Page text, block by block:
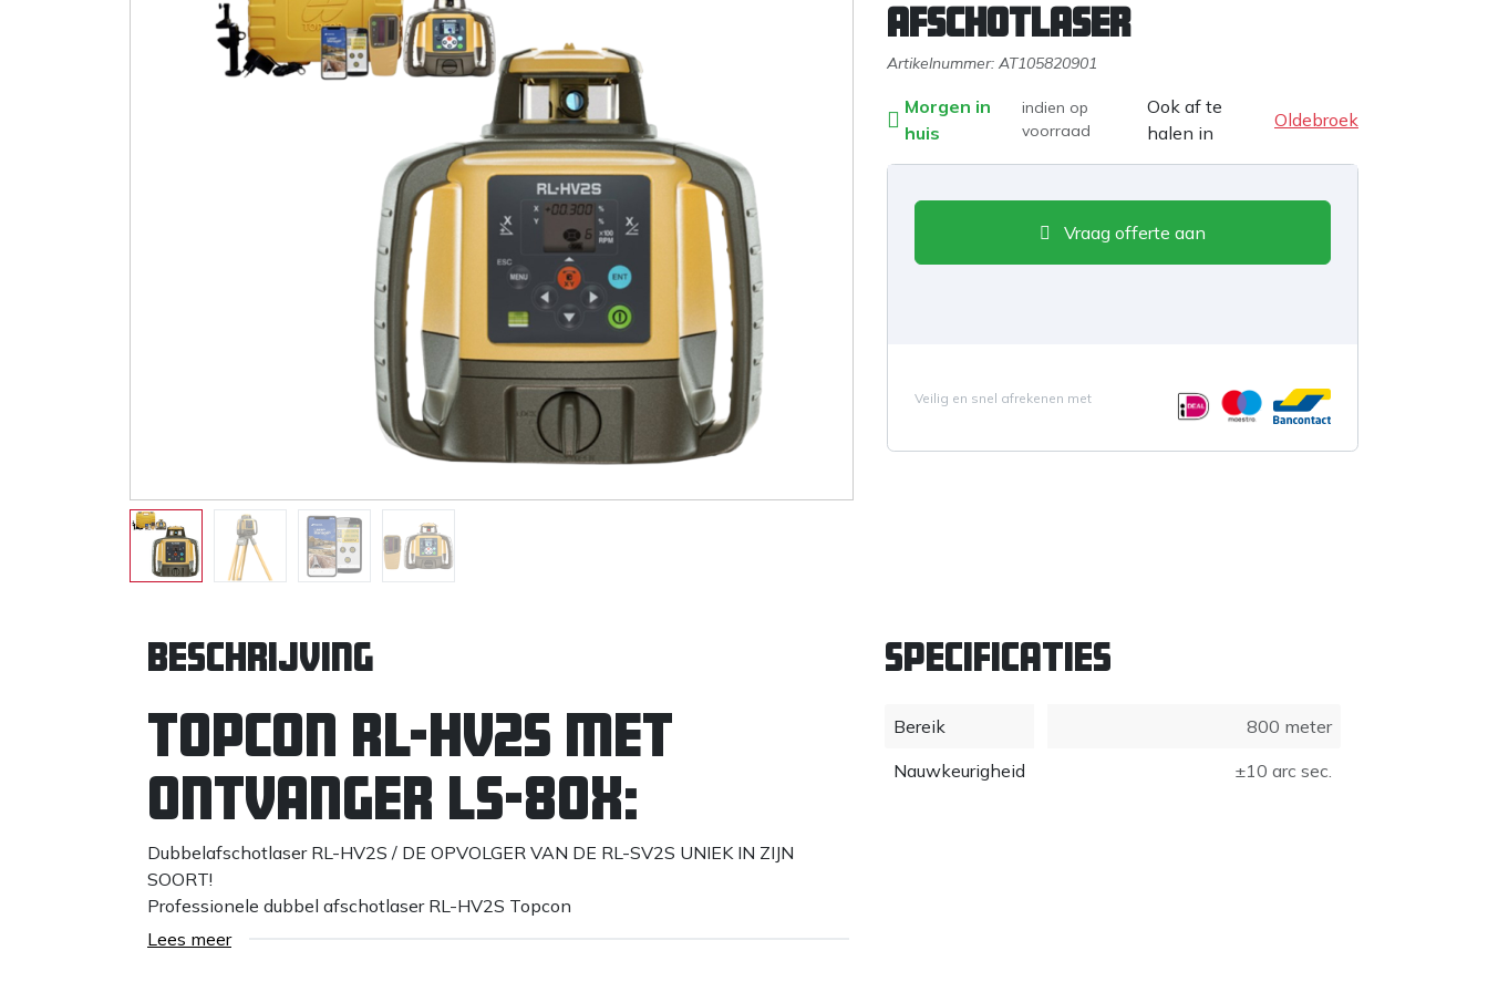
afschotlaser
Artikelnummer: AT105820901
Morgen in
huis
indien op
voorraad
Ook af te
halen in
Oldebroek
Vraag offerte aan
Veilig en snel afrekenen met
Beschrijving
Topcon RL-HV2S met
ontvanger LS-80X:
Dubbelafschotlaser RL-HV2S / DE OPVOLGER VAN DE RL-SV2S UNIEK IN ZIJN
SOORT!
Professionele dubbel afschotlaser RL-HV2S Topcon
Topcon`s allernieuwste generatie afschotlaser - de RL-HV2S - bepaalt opnieuw de
Lees meer
Specificaties
Bereik
800 meter
Nauwkeurigheid
±10 arc sec.